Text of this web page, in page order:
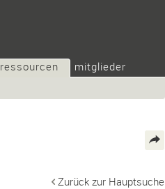
ressourcen
mitglieder
Zurück zur Hauptsuche